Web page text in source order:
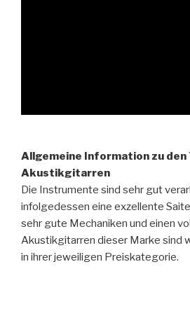
Allgemeine Information zu den
Akustikgitarren
Die Instrumente sind sehr gut
infolgedessen eine exzellente
sehr gute Mechaniken und einen
Akustikgitarren dieser Marke sind
in ihrer jeweiligen Preiskategorie.